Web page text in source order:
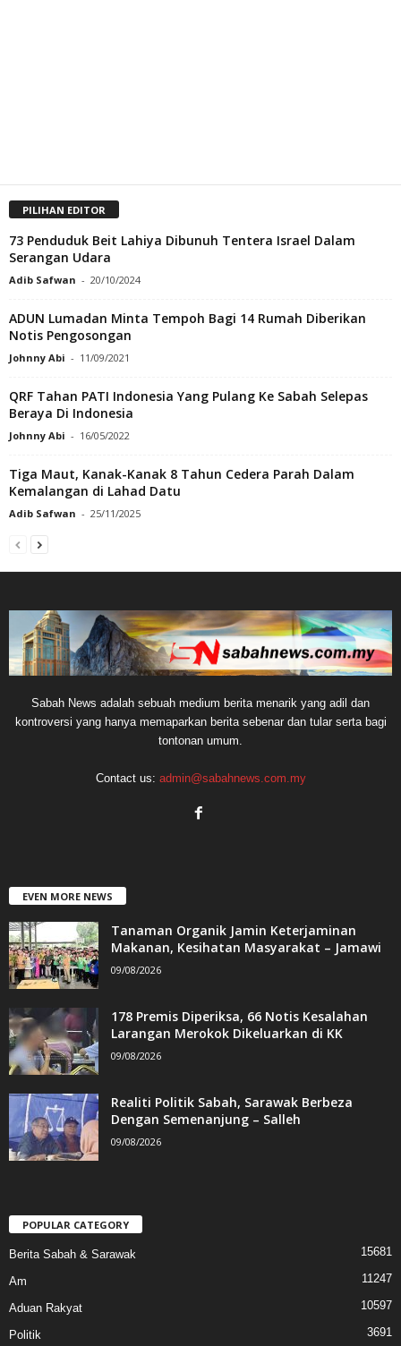
PILIHAN EDITOR
73 Penduduk Beit Lahiya Dibunuh Tentera Israel Dalam
Serangan Udara
Adib Safwan - 20/10/2024
ADUN Lumadan Minta Tempoh Bagi 14 Rumah Diberikan
Notis Pengosongan
Johnny Abi - 11/09/2021
QRF Tahan PATI Indonesia Yang Pulang Ke Sabah Selepas
Beraya Di Indonesia
Johnny Abi - 16/05/2022
Tiga Maut, Kanak-Kanak 8 Tahun Cedera Parah Dalam
Kemalangan di Lahad Datu
Adib Safwan - 25/11/2025
Sabah News adalah sebuah medium berita menarik yang adil dan
kontroversi yang hanya memaparkan berita sebenar dan tular serta bagi
tontonan umum.
Contact us: admin@sabahnews.com.my
EVEN MORE NEWS
Tanaman Organik Jamin Keterjaminan
Makanan, Kesihatan Masyarakat – Jamawi
09/08/2026
178 Premis Diperiksa, 66 Notis Kesalahan
Larangan Merokok Dikeluarkan di KK
09/08/2026
Realiti Politik Sabah, Sarawak Berbeza
Dengan Semenanjung – Salleh
09/08/2026
POPULAR CATEGORY
Berita Sabah & Sarawak 15681
Am 11247
Aduan Rakyat 10597
Politik 3691